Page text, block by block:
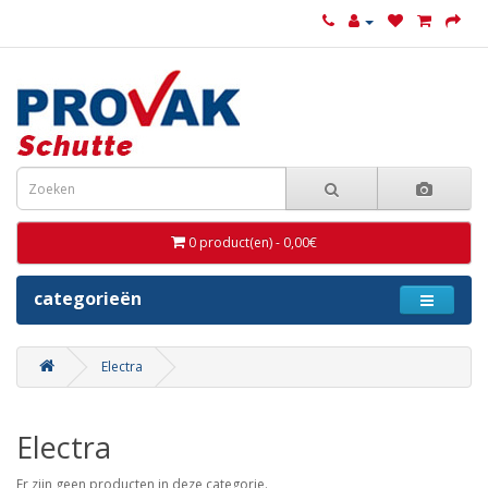
0 product(en) - 0,00€
categorieën
Electra
Electra
Er zijn geen producten in deze categorie.